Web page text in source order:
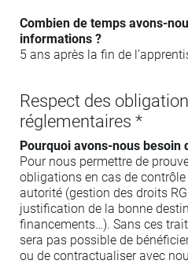
Combien de temps avons-
informations ?
5 ans après la fin de
Respect des
réglementaires *
Pourquoi avons-nous besoin
Pour nous permettre de
obligations en cas de
autorité (gestion des droits
justification de la bonne
financements…). Sans ces
sera pas possible de
ou de contractualiser avec